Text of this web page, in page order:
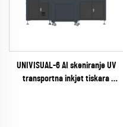
UNIVISUAL-6 AI skeniranje UV
transportna inkjet tiskara